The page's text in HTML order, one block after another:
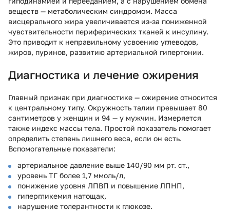
веществ — метаболическим синдромом. Масса
висцерального жира увеличивается из-за пониженной
чувствительности периферических тканей к инсулину.
Это приводит к неправильному усвоению углеводов,
жиров, пуринов, развитию артериальной гипертонии.
Диагностика и лечение ожирения
Главный признак при диагностике — ожирение относится
к центральному типу. Окружность талии превышает 80
сантиметров у женщин и 94 — у мужчин. Измеряется
также индекс массы тела. Простой показатель помогает
определить степень лишнего веса, если он есть.
Вспомогательные показатели:
артериальное давление выше 140/90 мм рт. ст.,
уровень ТГ более 1,7 ммоль/л,
понижение уровня ЛПВП и повышение ЛПНП,
гипергликемия натощак,
нарушение толерантности к глюкозе.